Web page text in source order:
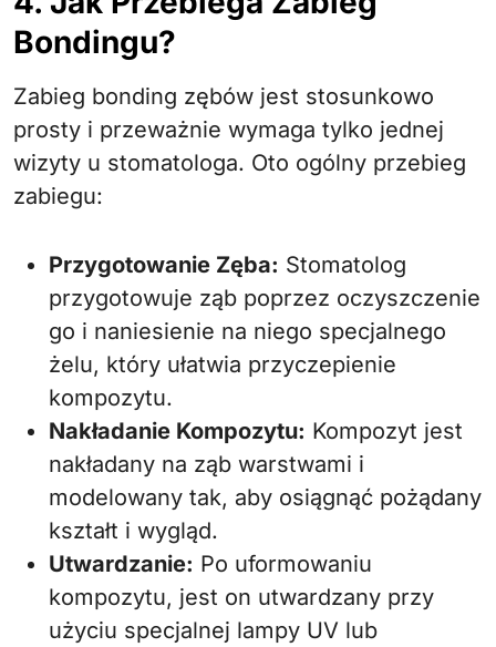
Bondingu?
Zabieg bonding zębów jest stosunkowo
prosty i przeważnie wymaga tylko jednej
wizyty u stomatologa. Oto ogólny przebieg
zabiegu:
Przygotowanie Zęba: Stomatolog
przygotowuje ząb poprzez oczyszczenie
go i naniesienie na niego specjalnego
żelu, który ułatwia przyczepienie
kompozytu.
Nakładanie Kompozytu: Kompozyt jest
nakładany na ząb warstwami i
modelowany tak, aby osiągnąć pożądany
kształt i wygląd.
Utwardzanie: Po uformowaniu
kompozytu, jest on utwardzany przy
użyciu specjalnej lampy UV lub